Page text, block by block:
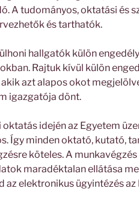
A tudományos, oktatási és
és tarthatók.
hallgatók külön
Rajtuk kívül külön
azt alapos okot
igazgatója dönt.
idején az Egyetem
Így minden oktató, kutató,
köteles. A
maradéktalan ellátása
az elektronikus ügyintézés az